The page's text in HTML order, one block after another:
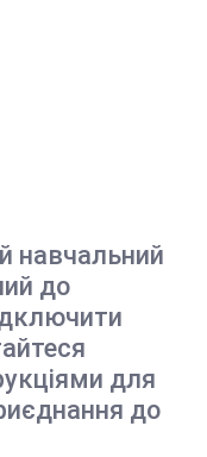
навчальний
до
для
до